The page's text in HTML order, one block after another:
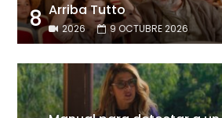
8 Arriba Tutto
2026 9 OCTUBRE 2026